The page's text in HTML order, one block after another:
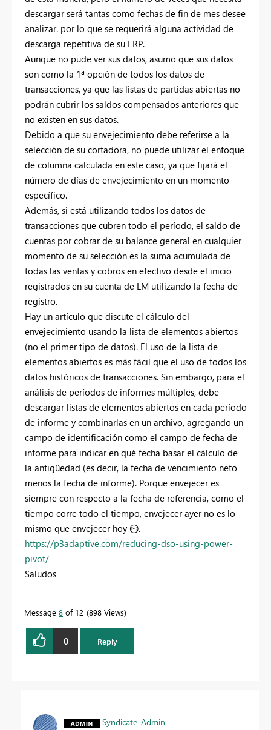
descargar será tantas como fechas de fin de mes desee
analizar. por lo que se requerirá alguna actividad de
descarga repetitiva de su ERP.
Aunque no pude ver sus datos, asumo que sus datos
son como la 1ª opción de todos los datos de
transacciones, ya que las listas de partidas abiertas no
podrán cubrir los saldos compensados anteriores que
no existen en sus datos.
Debido a que su envejecimiento debe referirse a la
selección de su cortadora, no puede utilizar el enfoque
de columna calculada en este caso, ya que fijará el
número de días de envejecimiento en un momento
específico.
Además, si está utilizando todos los datos de
transacciones que cubren todo el período, el saldo de
cuentas por cobrar de su balance general en cualquier
momento de su selección es la suma acumulada de
todas las ventas y cobros en efectivo desde el inicio
registrados en su cuenta de LM utilizando la fecha de
registro.
Hay un artículo que discute el cálculo del
envejecimiento usando la lista de elementos abiertos
(no el primer tipo de datos). El uso de la lista de
elementos abiertos es más fácil que el uso de todos los
datos históricos de transacciones. Sin embargo, para el
análisis de períodos de informes múltiples, debe
descargar listas de elementos abiertos en cada período
de informe y combinarlas en un archivo, agregando un
campo de identificación como el campo de fecha de
informe para indicar en qué fecha basar el cálculo de
la antigüedad (es decir, la fecha de vencimiento neto
menos la fecha de informe). Porque envejecer es
siempre con respecto a la fecha de referencia, como el
tiempo corre todo el tiempo, envejecer ayer no es lo
mismo que envejecer hoy ⏲.
https://p3adaptive.com/reducing-dso-using-power-
pivot/
Saludos
Message 8 of 12 898 Views
0 Reply
Syndicate_Admin